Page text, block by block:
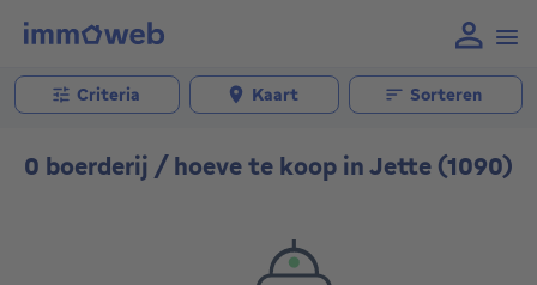
Criteria Kaart Sorteren
0 boerderij / hoeve te koop in Jette (1090)